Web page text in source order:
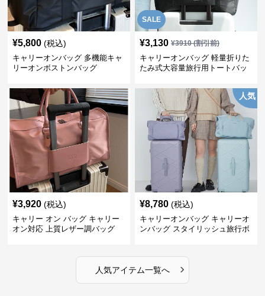
¥5,800 (税込)
キャリーオンバッグ 多機能キャ
リーオンボストンバッグ
SALE
¥3,130 ¥3910(割引前)
キャリーオンバッグ 軽量折りた
たみ式大容量旅行用トートバッ
¥3,920 (税込)
キャリー オン バッグ キャリー
オン対応 上質レザー調バッグ
人気
¥8,780 (税込)
キャリーオンバッグ キャリーオ
ンバッグ スタイリッシュ旅行ボ
人気アイテム一覧へ ›